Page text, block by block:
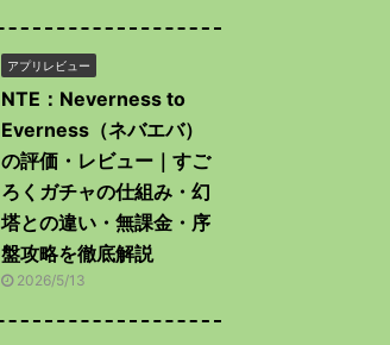
アプリレビュー
NTE：Neverness to
Everness（ネバエバ）
の評価・レビュー｜すご
ろくガチャの仕組み・幻
塔との違い・無課金・序
盤攻略を徹底解説
2026/5/13